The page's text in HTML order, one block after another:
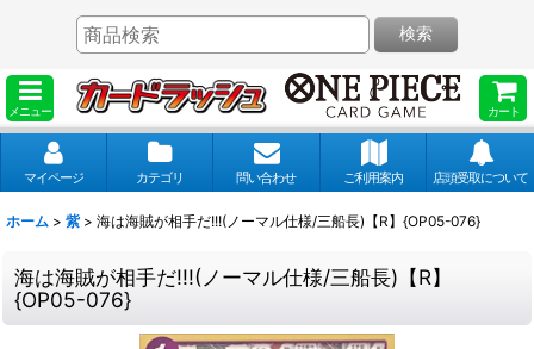
メニュー カート
検索
マイページ カテゴリ 問い合わせ ご利用案内 店頭受取について
ホーム > 紫 > 海は海賊が相手だ!!!(ノーマル仕様/三船長)【R】{OP05-076}
海は海賊が相手だ!!!(ノーマル仕様/三船長)【R】
{OP05-076}